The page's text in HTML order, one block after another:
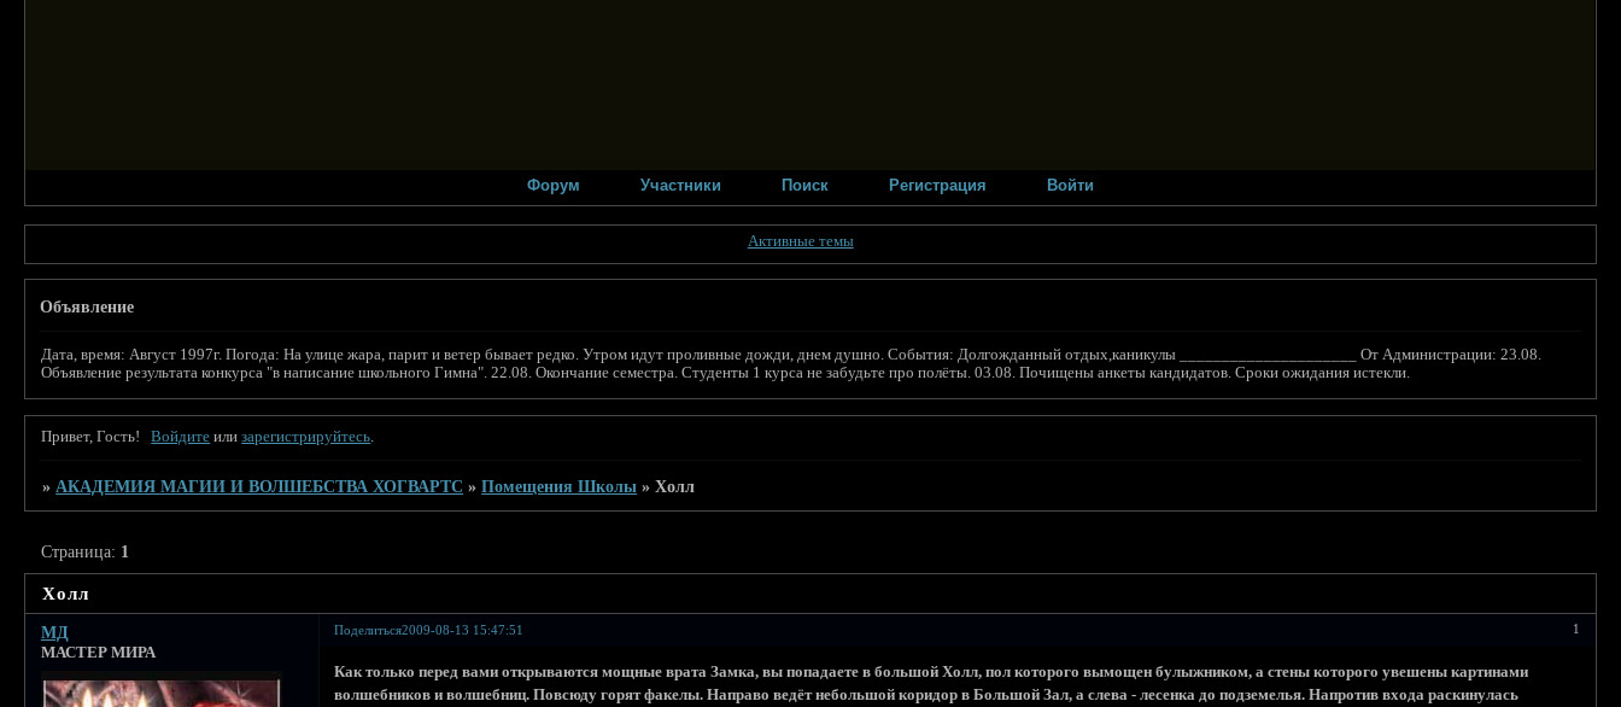
Форум Участники Поиск Регистрация Войти
Активные темы
Объявление
Дата, время: Август 1997г. Погода: На улице жара, парит и ветер бывает редко. Утром идут проливные дожди, днем душно. События: Долгожданный отдых,каникулы _____________________ От Администрации: 23.08.
Объявление результата конкурса "в написание школьного Гимна". 22.08. Окончание семестра. Студенты 1 курса не забудьте про полёты. 03.08. Почищены анкеты кандидатов. Сроки ожидания истекли.
Привет, Гость! Войдите илизарегистрируйтесь.
» АКАДЕМИЯ МАГИИ И ВОЛШЕБСТВА ХОГВАРТС »Помещения Школы »Холл
Холл
Страница: 1
Поделиться 1
2009-08-13 15:47:51
МД
МАСТЕР МИРА
Как только перед вами открываются мощные врата Замка, вы попадаете в большой Холл, пол которого вымощен булыжником, а стены которого увешены картинами
волшебников и волшебниц. Повсюду горят факелы. Направо ведёт небольшой коридор в Большой Зал, а слева - лесенка до подземелья. Напротив входа раскинулась